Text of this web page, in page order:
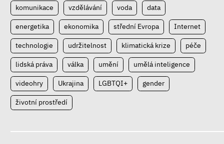
komunikace vzdělávání voda data
energetika ekonomika střední Evropa Internet
technologie udržitelnost klimatická krize péče
lidská práva válka umění umělá inteligence
videohry Ukrajina LGBTQI+ gender
životní prostředí